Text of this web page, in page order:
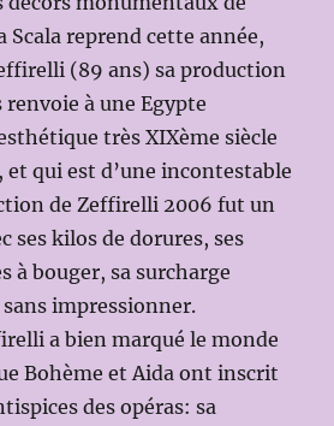
Scala reprend cette année,
(89 ans) sa production
renvoie à une Egypte
très XIXème siècle
qui est d’une incontestable
de Zeffirelli 2006 fut un
ses kilos de dorures, ses
à bouger, sa surcharge
impressionner.
a bien marqué le monde
Bohème et Aida ont inscrit
des opéras: sa